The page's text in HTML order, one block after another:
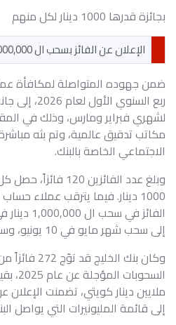
بجائزة قدرها 1000 دينار لكل منهم
الإعلان عن الفائز بسحب ال 1,000,000 دينار في 8 يوليو المقبل
ضمن جهوده المتواصلة لمكافأة
ربع السنوي
لشهري فبراير ومارس، وذلك في
مكاتب تدقيق عالمية، وتم بثه
الاجتماعي الخاصة بالبنك.
وبلغ عدد الفائزين
1000 دينار. فيما يترقب عملاء
إلى سحب شهر مايو في 10 يونيو، وسحب يونيو في 8 يوليو.
وكان بنك
ملايين دينار كويتي، تضمنت الإعلان
إلى قائمة المليونيرات التي يواصل